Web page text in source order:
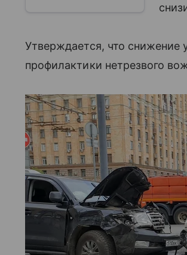
Утверждается, что снижение
профилактики нетрезвого